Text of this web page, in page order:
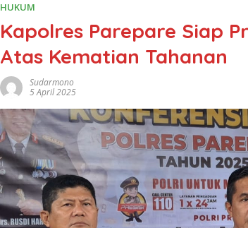
HUKUM
Kapolres Parepare Siap
Atas Kematian Tahanan
Sudarmono
5 April 2025